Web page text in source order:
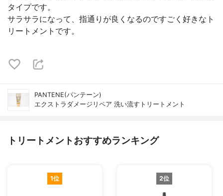
タイプです。
サラサラになって、指通りが良くなるのですごく好きなト
リートメントです。
PANTENE(パンテーン)
エクストラダメージリペア 洗い流すトリートメント
トリートメントおすすめランキング
1位 2位